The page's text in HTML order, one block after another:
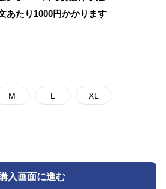
あたり 1000円かかります
M L XL
入画面に進む